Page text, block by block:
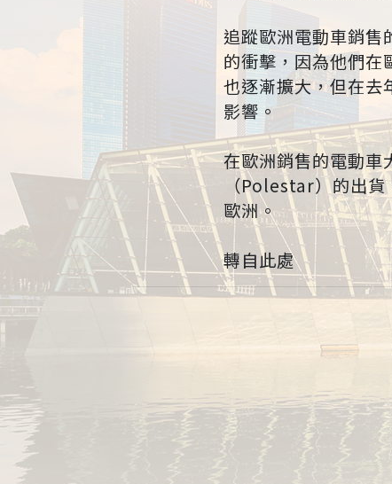
追蹤歐洲電動車銷售
的衝擊，因為他們在
也逐漸擴大，但在去
影響。
在歐洲銷售的電動車
（Polestar）的出
歐洲。
轉自此處